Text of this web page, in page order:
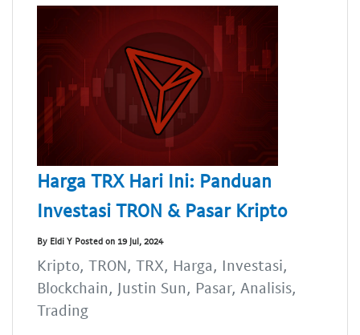
Harga TRX Hari Ini: Panduan
Investasi TRON & Pasar Kripto
By Eldi Y Posted on 19 Jul, 2024
Kripto, TRON, TRX, Harga, Investasi,
Blockchain, Justin Sun, Pasar, Analisis,
Trading